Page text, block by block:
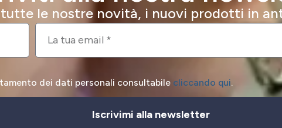
le nostre novità, i nuovi prodotti in
dei dati personali consultabile cliccando qui.
Iscrivimi alla newsletter